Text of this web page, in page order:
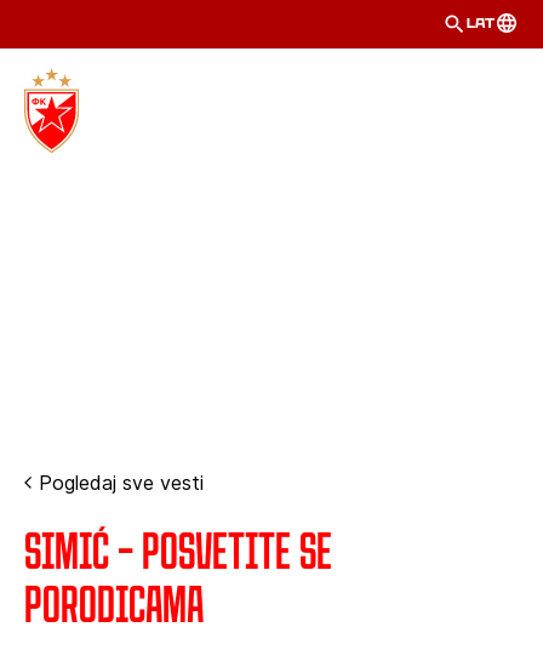
LAT
Pogledaj sve vesti
Simić – Posvetite se
porodicama